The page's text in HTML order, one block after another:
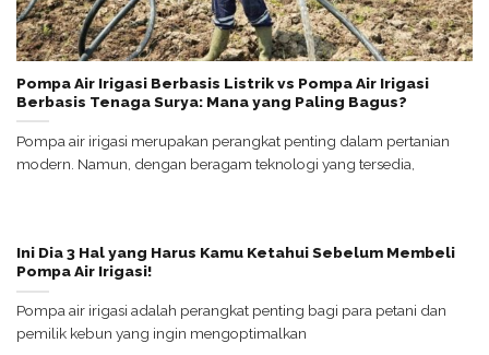
Pompa Air Irigasi Berbasis Listrik vs Pompa Air Irigasi
Berbasis Tenaga Surya: Mana yang Paling Bagus?
Pompa air irigasi merupakan perangkat penting dalam pertanian
modern. Namun, dengan beragam teknologi yang tersedia,
Ini Dia 3 Hal yang Harus Kamu Ketahui Sebelum Membeli
Pompa Air Irigasi!
Pompa air irigasi adalah perangkat penting bagi para petani dan
pemilik kebun yang ingin mengoptimalkan